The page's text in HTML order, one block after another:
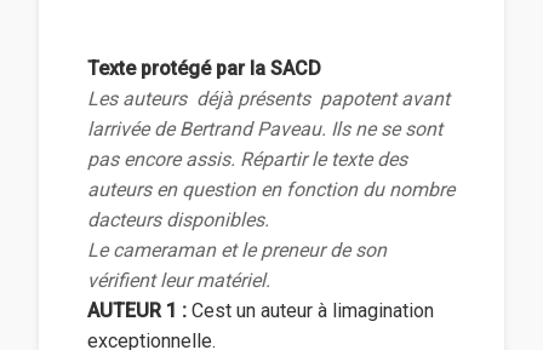
Texte protégé par la SACD
Les auteurs  déjà présents  papotent avant
larrivée de Bertrand Paveau. Ils ne se sont
pas encore assis. Répartir le texte des
auteurs en question en fonction du nombre
dacteurs disponibles.
Le cameraman et le preneur de son
vérifient leur matériel.
AUTEUR 1 : Cest un auteur à limagination
exceptionnelle.